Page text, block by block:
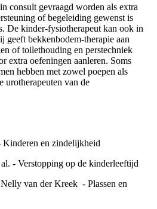
consult gevraagd worden als extra
of begeleiding gewenst is
De kinder-fysiotherapeut kan ook in
geeft bekkenbodem-therapie aan
of toilethouding en perstechniek
extra oefeningen aanleren. Soms
hebben met zowel poepen als
urotherapeuten van de
en zindelijkheid
- Verstopping op de kinderleeftijd
van der Kreek - Plassen en